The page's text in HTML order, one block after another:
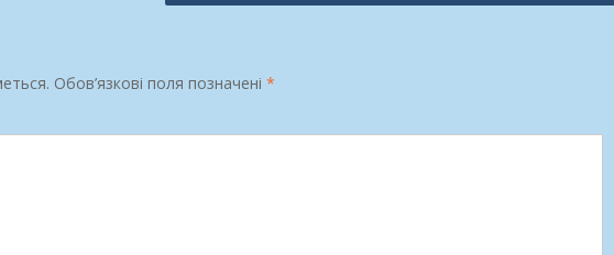
Обов’язкові поля позначені *